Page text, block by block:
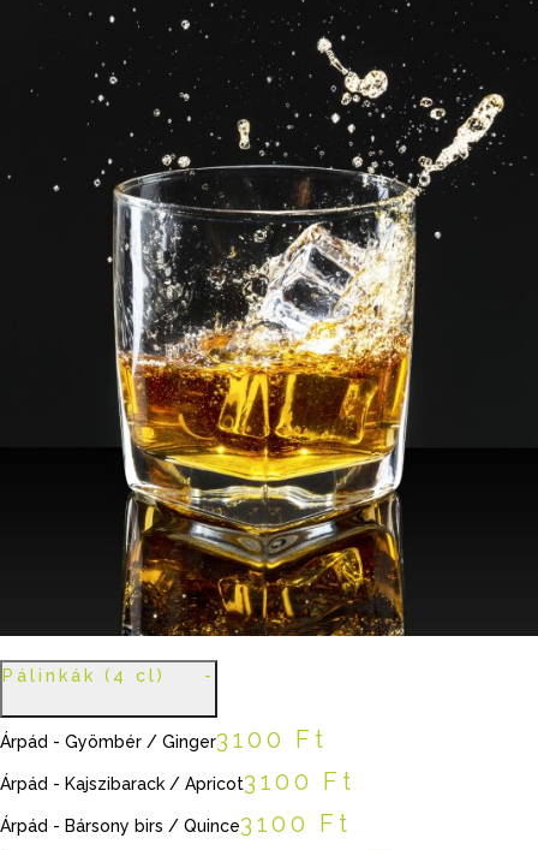
Pálinkák (4 cl)
Árpád - Gyömbér / Ginger3100 Ft
Árpád - Kajszibarack / Apricot3100 Ft
Árpád - Bársony birs / Quince3100 Ft